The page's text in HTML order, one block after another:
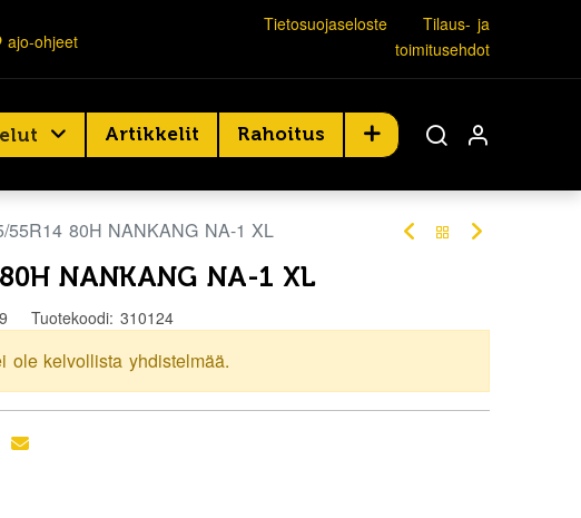
ajo-ohjeet
Tietosuojaseloste
Tilaus- ja
toimitusehdot
Artikkelit Rahoitus
55R14 80H NANKANG NA-1 XL
NANKANG NA-1 XL
Tuotekoodi: 310124
ole kelvollista yhdistelmää.